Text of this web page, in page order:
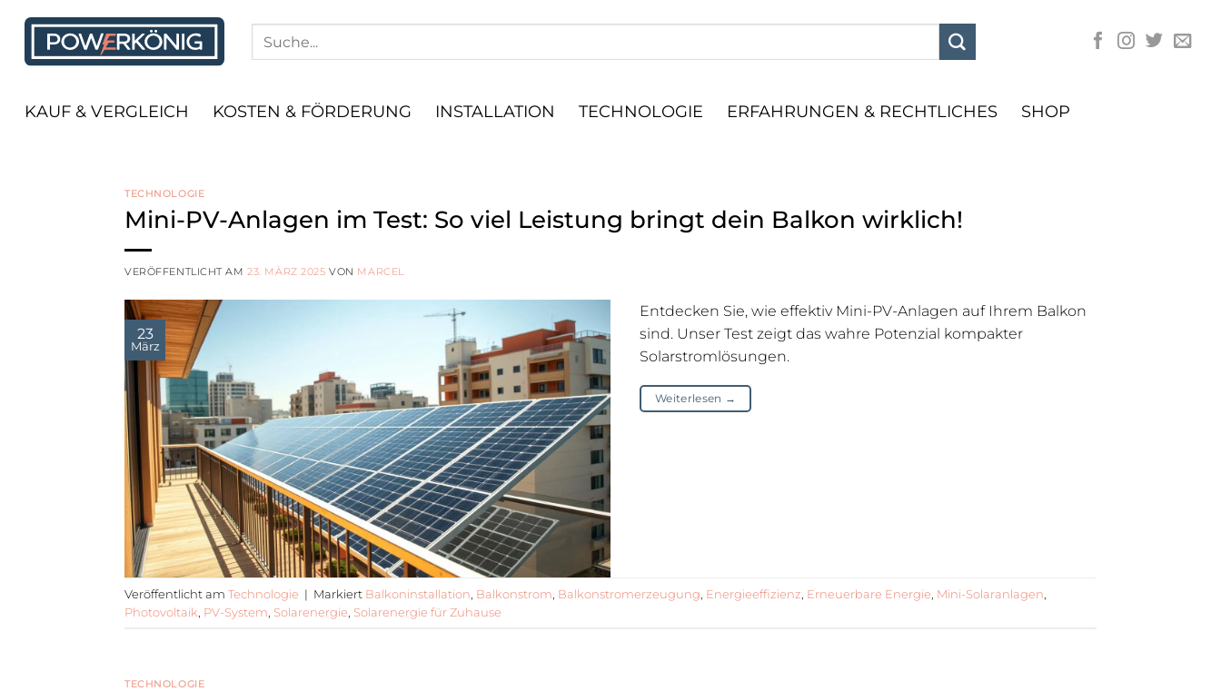
Inhalt
springen
KAUF & VERGLEICH KOSTEN & FÖRDERUNG INSTALLATION TECHNOLOGIE ERFAHRUNGEN & RECHTLICHES SHOP
TECHNOLOGIE
Mini-PV-Anlagen im Test: So viel Leistung bringt dein Balkon wirklich!
VERÖFFENTLICHT AM23. MÄRZ 2025 VON MARCEL
23
März
Entdecken Sie, wie effektiv Mini-PV-Anlagen auf Ihrem Balkon
sind. Unser Test zeigt das wahre Potenzial kompakter
Solarstromlösungen.
Weiterlesen →
Veröffentlicht am Technologie | Markiert Balkoninstallation Balkonstrom Balkonstromerzeugung Energieeffizienz Erneuerbare Energie Mini-Solaranlagen
Photovoltaik PV-System Solarenergie Solarenergie für Zuhause
TECHNOLOGIE